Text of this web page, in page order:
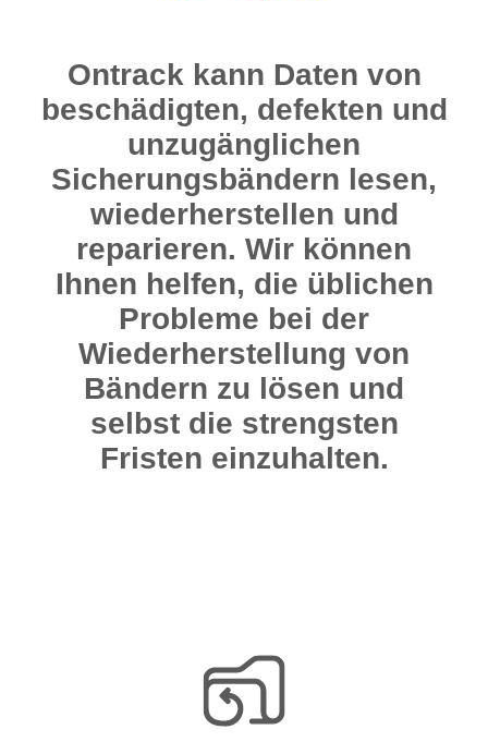
Ontrack kann Daten von
beschädigten, defekten und
unzugänglichen
Sicherungsbändern lesen,
wiederherstellen und
reparieren. Wir können
Ihnen helfen, die üblichen
Probleme bei der
Wiederherstellung von
Bändern zu lösen und
selbst die strengsten
Fristen einzuhalten.